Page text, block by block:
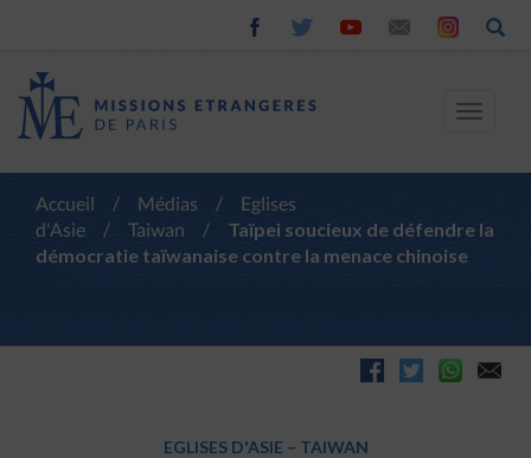
Toggle
Accueil / Médias /
Eglises
d'Asie
/ Taiwan /
Taïpei soucieux de défendre la
démocratie taïwanaise contre la menace chinoise
EGLISES D'ASIE – TAIWAN